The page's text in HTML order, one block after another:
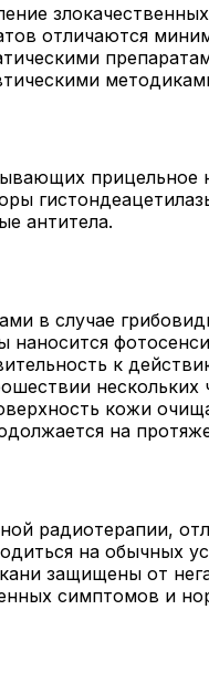
отличаются
прицельное
антитела.
в случае
наносится
к
нескольких
кожи
на
радиотерапии,
на обычных
защищены от
симптомов и